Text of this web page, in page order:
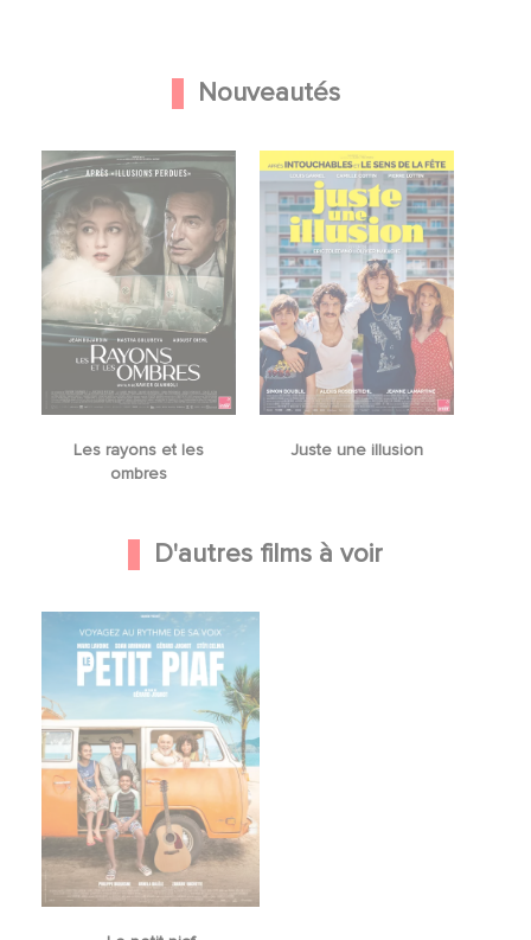
Nouveautés
Les rayons et les
ombres
Juste une illusion
D'autres films à voir